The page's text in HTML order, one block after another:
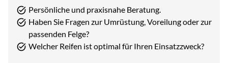
Persönliche und praxisnahe Beratung.
Haben Sie Fragen zur Umrüstung, Voreilung oder zur
passenden Felge?
Welcher Reifen ist optimal für Ihren Einsatzzweck?